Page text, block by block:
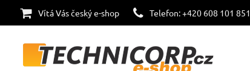
Vítá Vás český e-shop Telefon: +420 608 101 851